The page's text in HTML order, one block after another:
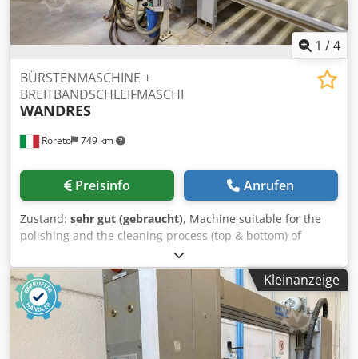
1 /4
Roreto 749 km
BÜRSTENMASCHINE +
BREITBANDSCHLEIFMASCHI
WANDRES
Preisinfo Anrufen
Zustand: sehr gut (gebraucht), Machine suitable for the
polishing and the cleaning process (top & bottom) of
panels. - Upper cleaning system (with 2 motorized
rubbered cross belts with brushes) Motor power: Kw 0.19 -
Lower cleaning system (with 2 motorized rubbered cross
belts with brushes) Motor power: Kw 0.19 Dodpfx Acjyw
Rqzezokr - Max working width mm 2000
Kleinanzeige